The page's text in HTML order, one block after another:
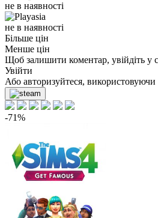
не в наявності
не в наявності
Більше цін
Менше цін
Щоб залишити коментар, увійдіть у
Увійти
Або авторизуйтеся, використовуючи
-71%